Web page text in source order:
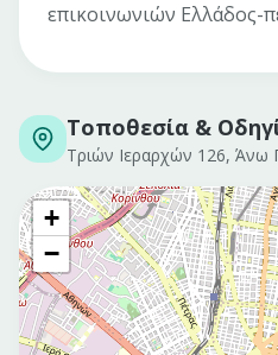
επικοινωνιών Ελλάδος-
Τοποθεσία &
Τριών Ιεραρχών 126, Άνω
+
−